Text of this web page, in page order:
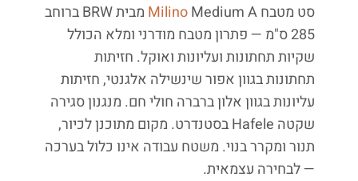
סט מטבח Milino
Medium A מבית BRW ברוחב
285 ס"מ — פתרון מטבח מודרני ומלא הכולל
שקיות תחתונות ועליונות ואוקל. חזיתות
תחתונות בגוון אפור שינשילה אלגנטי, חזיתות
עליונות בגוון אלון ברברה חולי חם. מנגנון סגירה
שקטה Hafele בסטנדרט. מקום מתוכנן לכיור,
תנור ומקרר בנוי. משטח עבודה אינו כלול בערכה
— לבחירה עצמאית.